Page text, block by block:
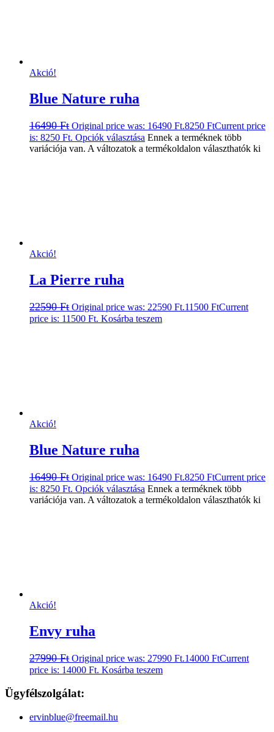
Akció!
Blue Nature ruha
16490Ft Original price was: 16490 Ft.8250 FtCurrent price
is: 8250 Ft. Opciók választása Ennek a terméknek több
variációja van. A változatok a termékoldalon választhatók ki
Akció!
La Pierre ruha
22590Ft Original price was: 22590 Ft.11500 FtCurrent
price is: 11500 Ft. Kosárba teszem
Akció!
Blue Nature ruha
16490Ft Original price was: 16490 Ft.8250 FtCurrent price
is: 8250 Ft. Opciók választása Ennek a terméknek több
variációja van. A változatok a termékoldalon választhatók ki
Akció!
Envy ruha
27990Ft Original price was: 27990 Ft.14000 FtCurrent
price is: 14000 Ft. Kosárba teszem
Ügyfélszolgálat:
ervinblue@freemail.hu